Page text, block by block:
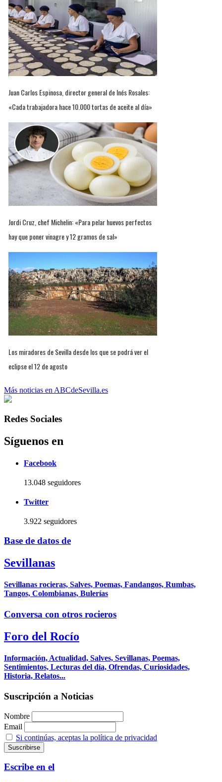
Juan Carlos Espinosa, director general de Inés Rosales:
«Cada trabajadora hace 10.000 tortas de aceite al día»
Jordi Cruz, chef Michelin: «Para pelar huevos perfectos
hay que poner vinagre y 12 gramos de sal»
Los miradores de Sevilla desde los que se podrá ver el
eclipse el 12 de agosto
Más noticias en ABCdeSevilla.es
Redes Sociales
Síguenos en
Facebook
13.048 seguidores
Twitter
3.922 seguidores
Base de datos de
Sevillanas
Sevillanas rocieras, Salves, Poemas, Fandangos, Rumbas,
Tangos, Colombianas, Bulerías
Conversa con otros rocieros
Foro del Rocío
Información, Actualidad, Salves, Sevillanas, Poemas,
Sentimientos, Lecturas del día, Ofrendas, Curiosidades,
Historia, Relatos...
Suscripción a Noticias
Nombre
Email
Si continúas, aceptas la política de privacidad
Escribe en el